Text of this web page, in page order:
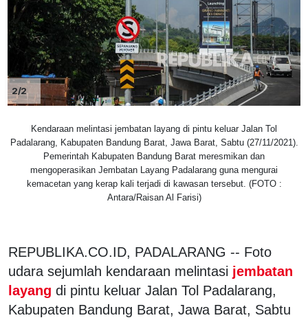
2/2
Kendaraan melintasi jembatan layang di pintu keluar Jalan Tol
Padalarang, Kabupaten Bandung Barat, Jawa Barat, Sabtu (27/11/2021).
Pemerintah Kabupaten Bandung Barat meresmikan dan
mengoperasikan Jembatan Layang Padalarang guna mengurai
kemacetan yang kerap kali terjadi di kawasan tersebut. (FOTO :
Antara/Raisan Al Farisi)
REPUBLIKA.CO.ID, PADALARANG -- Foto
udara sejumlah kendaraan melintasi jembatan
layang di pintu keluar Jalan Tol Padalarang,
Kabupaten Bandung Barat, Jawa Barat, Sabtu